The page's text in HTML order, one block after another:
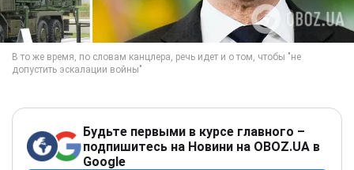
Будьте первыми в курсе главного –
подпишитесь на Новини на OBOZ.UA в
Google